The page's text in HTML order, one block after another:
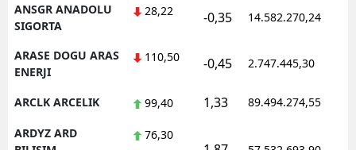
ANSGR ANADOLU
SIGORTA
28,22 -0,35 14.582.270,24
ARASE DOGU ARAS
ENERJI
110,50 -0,45 2.747.445,30
ARCLK ARCELIK 99,40 1,33 89.494.274,55
ARDYZ ARD
76,30